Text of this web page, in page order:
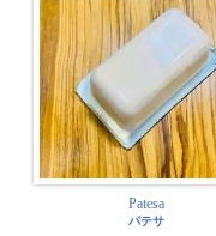
Patesa
パテサ